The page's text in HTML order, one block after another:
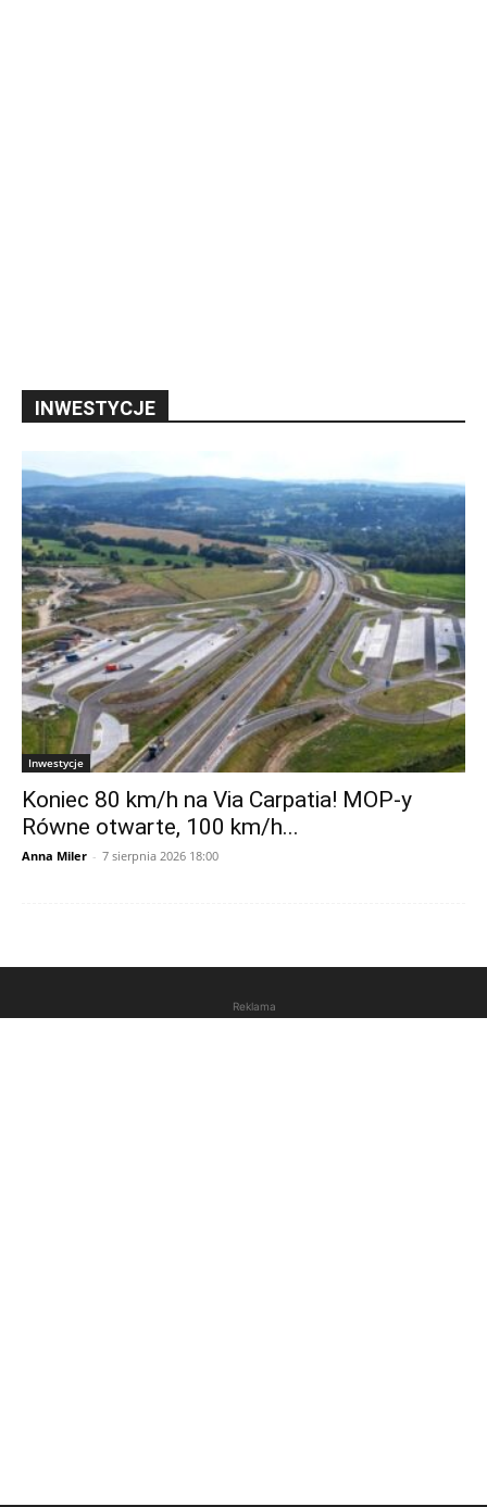
INWESTYCJE
Inwestycje
Koniec 80 km/h na Via Carpatia! MOP-y
Równe otwarte, 100 km/h...
Anna Miler - 7 sierpnia 2026 18:00
Reklama